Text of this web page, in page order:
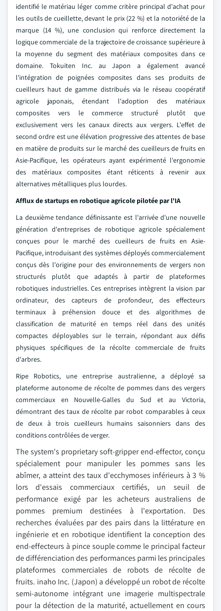
identifié le matériau léger comme critère principal d'achat pour
les outils de cueillette, devant le prix (22 %) et la notoriété de la
marque (14 %), une conclusion qui renforce directement la
logique commerciale de la trajectoire de croissance supérieure à
la moyenne du segment des matériaux composites dans ce
domaine. Tokuiten Inc. au Japon a également avancé
l'intégration de poignées composites dans ses produits de
cueilleurs haut de gamme distribués via le réseau coopératif
agricole japonais, étendant l'adoption des matériaux
composites vers le commerce structuré plutôt que
exclusivement vers les canaux directs aux vergers. L'effet de
second ordre est une élévation progressive des attentes de base
en matière de produits sur le marché des cueilleurs de fruits en
Asie-Pacifique, les opérateurs ayant expérimenté l'ergonomie
des matériaux composites étant réticents à revenir aux
alternatives métalliques plus lourdes.
Afflux de startups en robotique agricole pilotée par l'IA
La deuxième tendance définissante est l'arrivée d'une nouvelle
génération d'entreprises de robotique agricole spécialement
conçues pour le marché des cueilleurs de fruits en Asie-
Pacifique, introduisant des systèmes déployés commercialement
conçus dès l'origine pour des environnements de vergers non
structurés plutôt que adaptés à partir de plateformes
robotiques industrielles. Ces entreprises intègrent la vision par
ordinateur, des capteurs de profondeur, des effecteurs
terminaux à préhension douce et des algorithmes de
classification de maturité en temps réel dans des unités
compactes déployables sur le terrain, répondant aux défis
physiques spécifiques de la récolte commerciale de fruits
d'arbres.
Ripe Robotics, une entreprise australienne, a déployé sa
plateforme autonome de récolte de pommes dans des vergers
commerciaux en Nouvelle-Galles du Sud et au Victoria,
démontrant des taux de récolte par robot comparables à ceux
de deux à trois cueilleurs humains saisonniers dans des
conditions contrôlées de verger.
The system's proprietary soft-gripper end-effector, conçu
spécialement pour manipuler les pommes sans les
abîmer, a atteint des taux d'ecchymoses inférieurs à 3 %
lors d'essais commerciaux certifiés, un seuil de
performance exigé par les acheteurs australiens de
pommes premium destinées à l'exportation. Des
recherches évaluées par des pairs dans la littérature en
ingénierie et en robotique identifient la conception des
end-effecteurs à pince souple comme le principal facteur
de différenciation des performances parmi les principales
plateformes commerciales de robots de récolte de
fruits. inaho Inc. (Japon) a développé un robot de récolte
semi-autonome intégrant une imagerie multispectrale
pour la détection de la maturité, actuellement en cours